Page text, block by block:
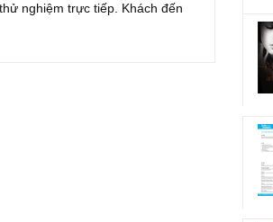
nghiệm trực tiếp. Khách đến